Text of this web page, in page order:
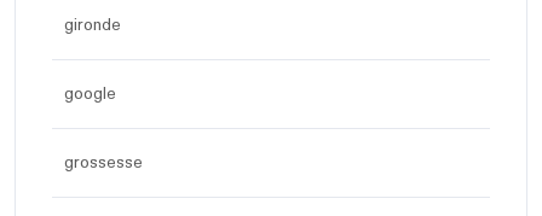
gironde
google
grossesse